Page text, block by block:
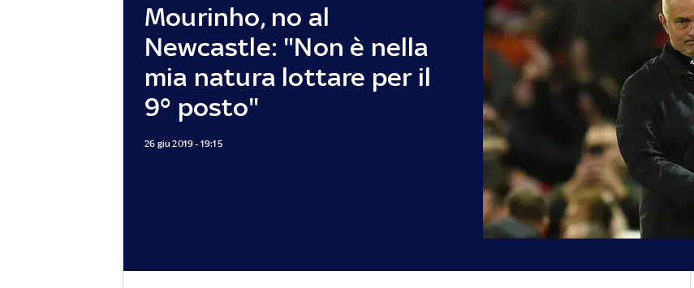
Mourinho, no al
Newcastle: "Non è nella
mia natura lottare per il
9° posto"
26 giu 2019 - 19:15